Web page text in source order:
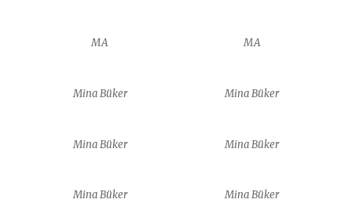
MA MA
Mina Büker Mina Büker
Mina Büker Mina Büker
Mina Büker Mina Büker